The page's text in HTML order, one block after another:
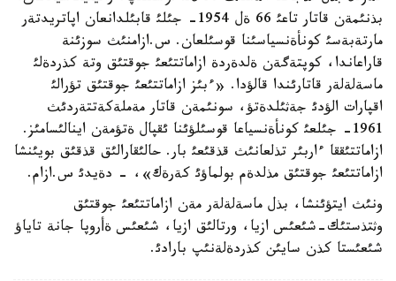
بذنئمةن قاتار تاعئ 66 ةل 1954- جئلئ قابئلدانعان اپاتريدتةر
مارتةبةسئ كونأةنسياسئنا قوسئلعان. س.ازامنئث سوزئنة
قاراعاندا، كوپتةگةن ةلدةردة ازاماتتئعئ جوقتئق وتة كذردةلئ
ماسةلةلةر قاتارئندا قالؤدا. «ءبئز ازاماتتئعئ جوقتئق تؤرالئ
اقپارات الؤدئ جةثئلدةتؤ، سونئمةن قاتار مةملةكةتتةردئث
1961- جئلعئ كونأةنسياعا قوسئلؤئنا ئقپال ةتؤمةن اينالئسامئز.
ازاماتتئققا ءاربئر تذلعانئث قذقئعئ بار. حالئقارالئق قذقئق بويئنشا
ازاماتتئعئ جوقتئق مذلدةم بولماؤئ كةرةك»، - دةيدئ س.ازام.
ونئث ايتؤئنشا، بذل ماسةلةلةر مةن ازاماتتئعئ جوقتئق
وثتذستئك-شئعئس ازيا، ورتالئق ازيا، شئعئس ةأروپا جانة تاياؤ
شئعئستا كذن سايئن كذردةلةنئپ بارادئ.